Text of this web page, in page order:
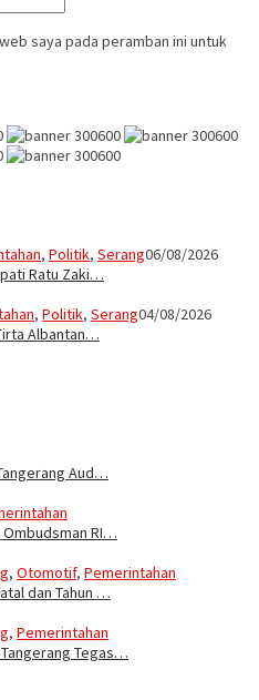
saya pada peramban ini untuk
, Politik, Serang06/08/2026
Ratu Zaki…
, Politik, Serang04/08/2026
Albantan…
Aud…
Ombudsman RI…
, Otomotif, Pemerintahan
dan Tahun …
, Pemerintahan
Tegas…